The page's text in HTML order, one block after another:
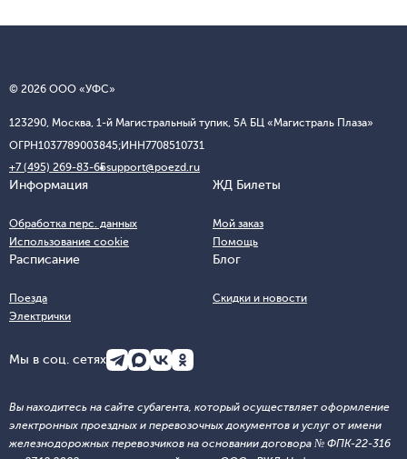
© 2026 ООО «УФС»
123290, Москва, 1-й Магистральный тупик, 5А БЦ «Магистраль Плаза»
ОГРН1037789003845;ИНН7708510731
+7 (495) 269-83-65support@poezd.ru
Информация
Обработка перс. данных
Использование cookie
ЖД Билеты
Мой заказ
Помощь
Расписание
Поезда
Электрички
Блог
Скидки и новости
Мы в соц. сетях
Вы находитесь на сайте субагента, который осуществляет оформление
электронных проездных и перевозочных документов и услуг от имени
железнодорожных перевозчиков на основании договора № ФПК-22-316